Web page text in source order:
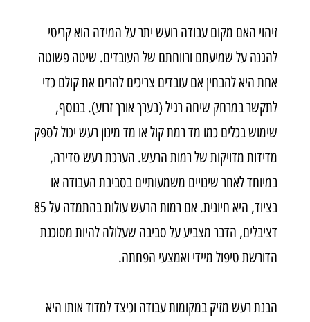
זיהוי האם מקום עבודה רועש יתר על המידה הוא קריטי
להגנה על שמיעתם ורווחתם של העובדים. שיטה פשוטה
אחת היא להבחין אם עובדים צריכים להרים את קולם כדי
לתקשר במרחק שיחה רגיל (בערך אורך זרוע). בנוסף,
שימוש בכלים כמו מד רמת קול או מד מינון רעש יכול לספק
מדידות מדויקות של רמות הרעש. הערכת רעש סדירה,
במיוחד לאחר שינויים משמעותיים בסביבת העבודה או
בציוד, היא חיונית. אם רמות הרעש עולות בהתמדה על 85
דציבלים, הדבר מצביע על סביבה שעלולה להיות מסוכנת
הדורשת טיפול מיידי ואמצעי הפחתה.
הבנת רעש מזיק במקומות עבודה וכיצד למדוד אותו היא